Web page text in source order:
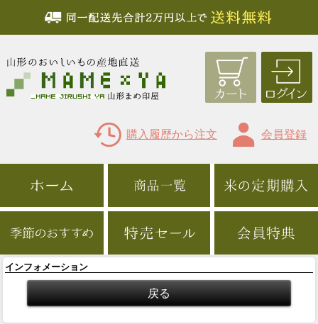
購入履歴から注文 会員登録
インフォメーション